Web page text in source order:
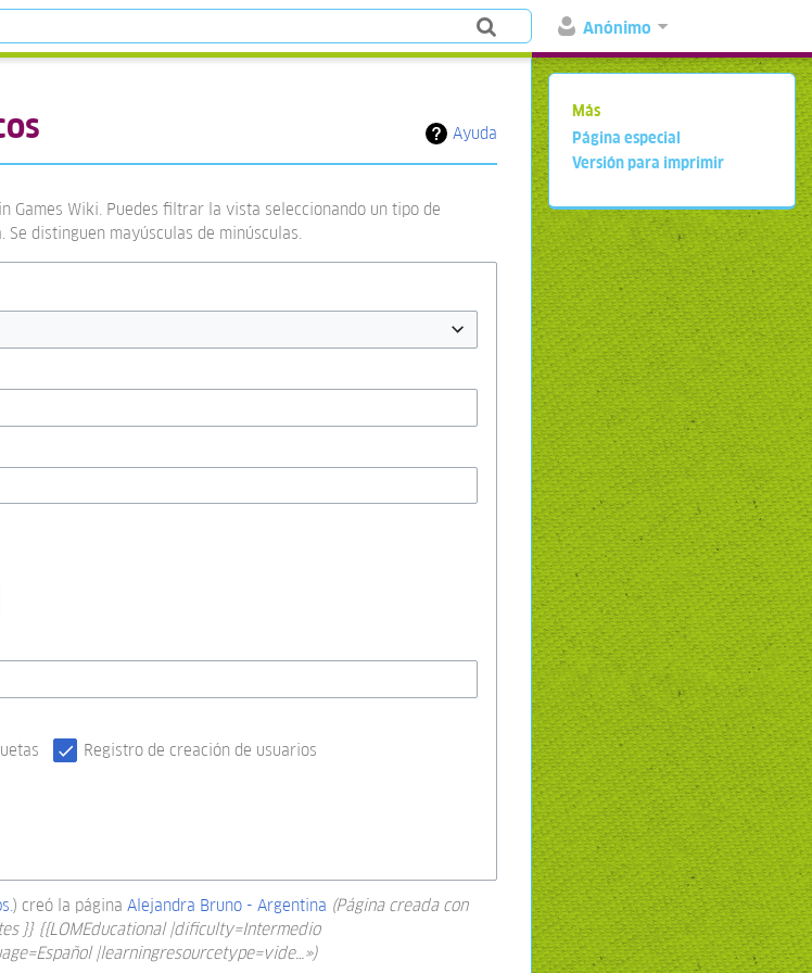
Anónimo
Ayuda
Games Wiki. Puedes filtrar la vista seleccionando un tipo de
distinguen mayúsculas de minúsculas.
Registro de creación de usuarios
creó la página Alejandra Bruno - Argentina (Página creada con
}} {{LOMEducational |dificulty=Intermedio
|learningresourcetype=vide…»)
Más
Página especial
Versión para imprimir